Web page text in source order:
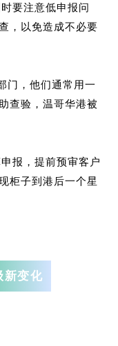
要注意低申报问
，以免造成不必要
门，他们通常用一
查验，温哥华港被
报，提前预审客户
柜子到港后一个星
新变化